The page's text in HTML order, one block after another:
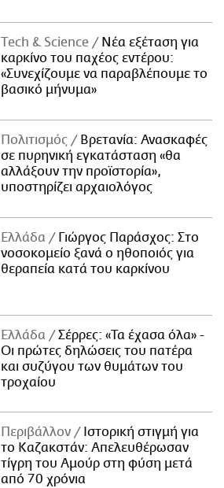
Τech & Science
Νέα εξέταση για
καρκίνο του παχέος εντέρου:
«Συνεχίζουμε να παραβλέπουμε το
βασικό μήνυμα»
Πολιτισμός
Βρετανία: Ανασκαφές
σε πυρηνική εγκατάσταση «θα
αλλάξουν την προϊστορία»,
υποστηρίζει αρχαιολόγος
Ελλάδα
Γιώργος Παράσχος: Στο
νοσοκομείο ξανά ο ηθοποιός για
θεραπεία κατά του καρκίνου
Ελλάδα
Σέρρες: «Τα έχασα όλα» -
Οι πρώτες δηλώσεις του πατέρα
και συζύγου των θυμάτων του
τροχαίου
Περιβάλλον
Ιστορική στιγμή για
το Καζακστάν: Απελευθέρωσαν
τίγρη του Αμούρ στη φύση μετά
από 70 χρόνια